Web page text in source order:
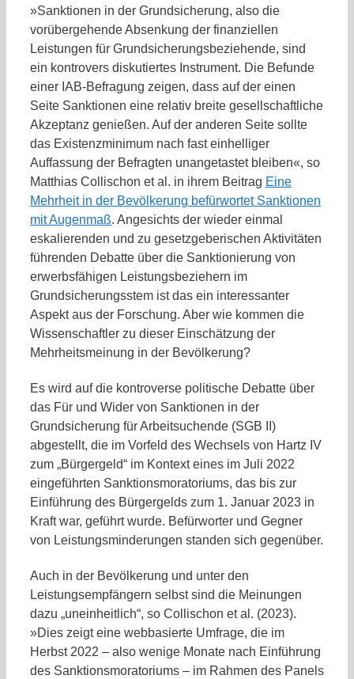
»Sanktionen in der Grundsicherung, also die
vorübergehende Absenkung der finanziellen
Leistungen für Grundsicherungsbeziehende, sind
ein kontrovers diskutiertes Instrument. Die Befunde
einer IAB-Befragung zeigen, dass auf der einen
Seite Sanktionen eine relativ breite gesellschaftliche
Akzeptanz genießen. Auf der anderen Seite sollte
das Existenzminimum nach fast einhelliger
Auffassung der Befragten unangetastet bleiben«, so
Matthias Collischon et al. in ihrem Beitrag Eine
Mehrheit in der Bevölkerung befürwortet Sanktionen
mit Augenmaß. Angesichts der wieder einmal
eskalierenden und zu gesetzgeberischen Aktivitäten
führenden Debatte über die Sanktionierung von
erwerbsfähigen Leistungsbeziehern im
Grundsicherungsstem ist das ein interessanter
Aspekt aus der Forschung. Aber wie kommen die
Wissenschaftler zu dieser Einschätzung der
Mehrheitsmeinung in der Bevölkerung?
Es wird auf die kontroverse politische Debatte über
das Für und Wider von Sanktionen in der
Grundsicherung für Arbeitsuchende (SGB II)
abgestellt, die im Vorfeld des Wechsels von Hartz IV
zum „Bürgergeld“ im Kontext eines im Juli 2022
eingeführten Sanktionsmoratoriums, das bis zur
Einführung des Bürgergelds zum 1. Januar 2023 in
Kraft war, geführt wurde. Befürworter und Gegner
von Leistungsminderungen standen sich gegenüber.
Auch in der Bevölkerung und unter den
Leistungsempfängern selbst sind die Meinungen
dazu „uneinheitlich“, so Collischon et al. (2023).
»Dies zeigt eine webbasierte Umfrage, die im
Herbst 2022 – also wenige Monate nach Einführung
des Sanktionsmoratoriums – im Rahmen des Panels